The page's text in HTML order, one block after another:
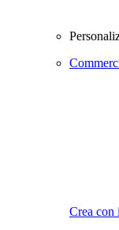
Crea con